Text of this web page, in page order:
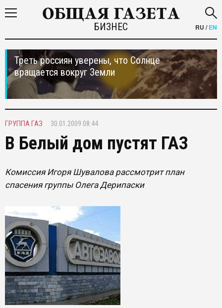
БИЗНЕС RU /EN
Треть россиян уверены, что Солнце
вращается вокруг Земли
ГРУППА ГАЗ 30.01.2009 08:44
В Белый дом пустят ГАЗ
Комиссия Игоря Шувалова рассмотрит план
спасения группы Олега Дерипаски